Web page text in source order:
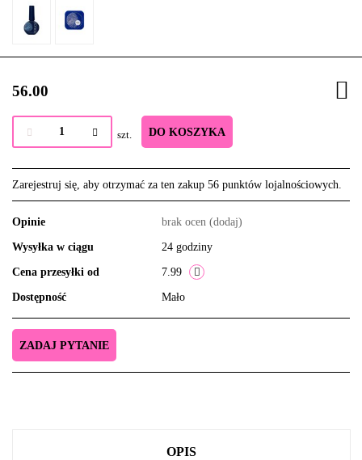
56.00
szt. DO KOSZYKA
Zarejestruj się, aby otrzymać za ten zakup 56 punktów lojalnościowych.
Opinie brak ocen (dodaj)
Wysyłka w ciągu 24 godziny
Cena przesyłki od 7.99
Dostępność Mało
ZADAJ PYTANIE
OPIS